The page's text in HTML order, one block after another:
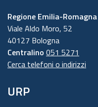
Regione Emilia-Romagna
Viale Aldo Moro, 52
40127 Bologna
Centralino 051 5271
Cerca telefoni o indirizzi
URP